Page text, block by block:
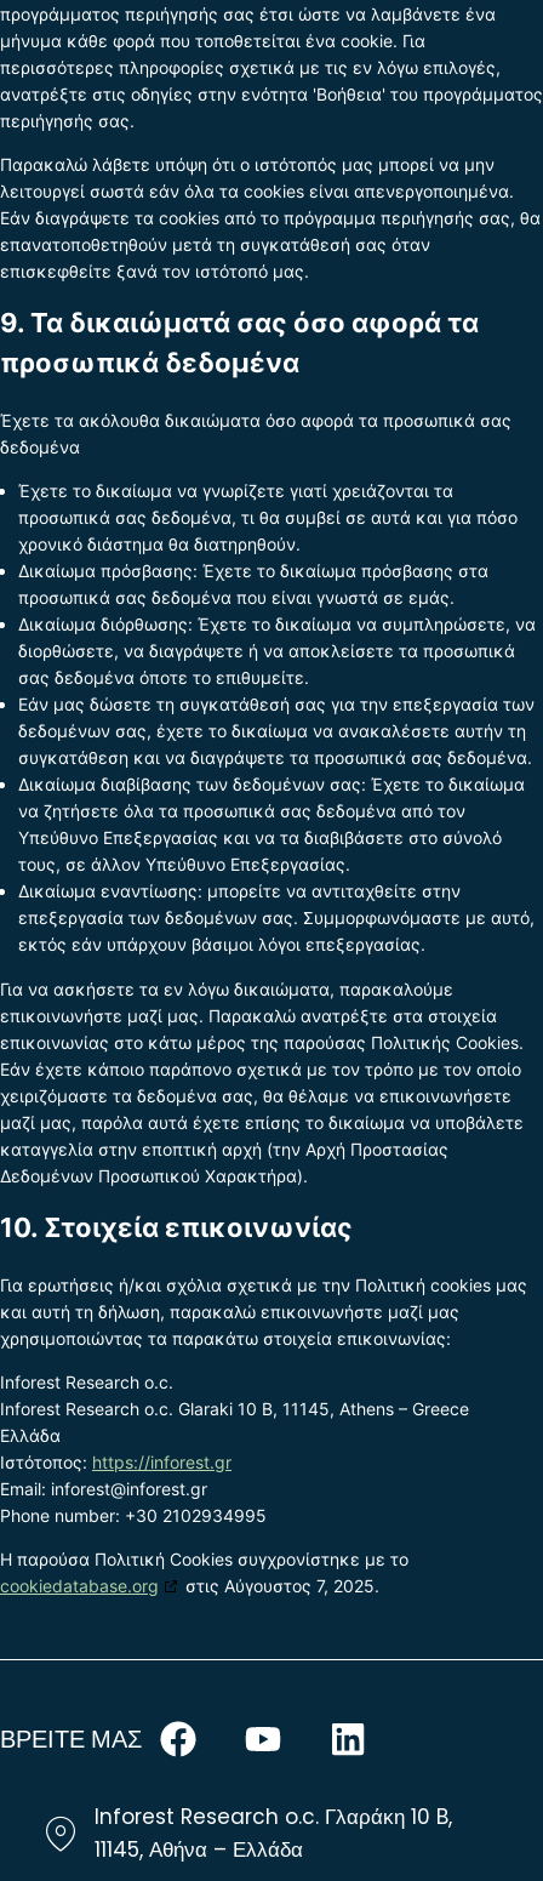
προγράμματος περιήγησής σας έτσι ώστε να λαμβάνετε ένα
μήνυμα κάθε φορά που τοποθετείται ένα cookie. Για
περισσότερες πληροφορίες σχετικά με τις εν λόγω επιλογές,
ανατρέξτε στις οδηγίες στην ενότητα 'Βοήθεια' του προγράμματος
περιήγησής σας.
Παρακαλώ λάβετε υπόψη ότι ο ιστότοπός μας μπορεί να μην
λειτουργεί σωστά εάν όλα τα cookies είναι απενεργοποιημένα.
Εάν διαγράψετε τα cookies από το πρόγραμμα περιήγησής σας, θα
επανατοποθετηθούν μετά τη συγκατάθεσή σας όταν
επισκεφθείτε ξανά τον ιστότοπό μας.
9. Τα δικαιώματά σας όσο αφορά τα
προσωπικά δεδομένα
Έχετε τα ακόλουθα δικαιώματα όσο αφορά τα προσωπικά σας
δεδομένα
Έχετε το δικαίωμα να γνωρίζετε γιατί χρειάζονται τα
προσωπικά σας δεδομένα, τι θα συμβεί σε αυτά και για πόσο
χρονικό διάστημα θα διατηρηθούν.
Δικαίωμα πρόσβασης: Έχετε το δικαίωμα πρόσβασης στα
προσωπικά σας δεδομένα που είναι γνωστά σε εμάς.
Δικαίωμα διόρθωσης: Έχετε το δικαίωμα να συμπληρώσετε, να
διορθώσετε, να διαγράψετε ή να αποκλείσετε τα προσωπικά
σας δεδομένα όποτε το επιθυμείτε.
Εάν μας δώσετε τη συγκατάθεσή σας για την επεξεργασία των
δεδομένων σας, έχετε το δικαίωμα να ανακαλέσετε αυτήν τη
συγκατάθεση και να διαγράψετε τα προσωπικά σας δεδομένα.
Δικαίωμα διαβίβασης των δεδομένων σας: Έχετε το δικαίωμα
να ζητήσετε όλα τα προσωπικά σας δεδομένα από τον
Υπεύθυνο Επεξεργασίας και να τα διαβιβάσετε στο σύνολό
τους, σε άλλον Υπεύθυνο Επεξεργασίας.
Δικαίωμα εναντίωσης: μπορείτε να αντιταχθείτε στην
επεξεργασία των δεδομένων σας. Συμμορφωνόμαστε με αυτό,
εκτός εάν υπάρχουν βάσιμοι λόγοι επεξεργασίας.
Για να ασκήσετε τα εν λόγω δικαιώματα, παρακαλούμε
επικοινωνήστε μαζί μας. Παρακαλώ ανατρέξτε στα στοιχεία
επικοινωνίας στο κάτω μέρος της παρούσας Πολιτικής Cookies.
Εάν έχετε κάποιο παράπονο σχετικά με τον τρόπο με τον οποίο
χειριζόμαστε τα δεδομένα σας, θα θέλαμε να επικοινωνήσετε
μαζί μας, παρόλα αυτά έχετε επίσης το δικαίωμα να υποβάλετε
καταγγελία στην εποπτική αρχή (την Αρχή Προστασίας
Δεδομένων Προσωπικού Χαρακτήρα).
10. Στοιχεία επικοινωνίας
Για ερωτήσεις ή/και σχόλια σχετικά με την Πολιτική cookies μας
και αυτή τη δήλωση, παρακαλώ επικοινωνήστε μαζί μας
χρησιμοποιώντας τα παρακάτω στοιχεία επικοινωνίας:
Inforest Research o.c.
Inforest Research o.c. Glaraki 10 B, 11145, Athens – Greece
Ελλάδα
Ιστότοπος: https://inforest.gr
Email: inforest@inforest.gr
Phone number: +30 2102934995
Η παρούσα Πολιτική Cookies συγχρονίστηκε με το
cookiedatabase.org
στις Αύγουστος 7, 2025.
ΒΡΕΙΤΕ ΜΑΣ
Inforest Research o.c. Γλαράκη 10 B,
11145, Αθήνα – Ελλάδα